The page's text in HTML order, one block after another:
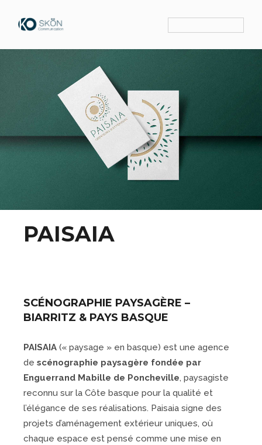
PAISAIA
SCÉNOGRAPHIE PAYSAGÈRE –
BIARRITZ & PAYS BASQUE
PAISAIA (« paysage » en basque) est une agence
de scénographie paysagère fondée par
Enguerrand Mabille de Poncheville, paysagiste
reconnu sur la Côte basque pour la qualité et
l’élégance de ses réalisations. Paisaia signe des
projets d’aménagement extérieur uniques, où
chaque espace est pensé comme une mise en